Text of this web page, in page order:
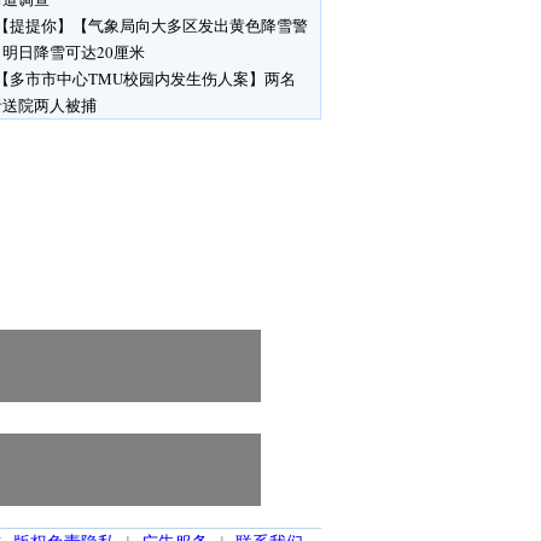
提提你】【气象局向大多区发出黄色降雪警
日降雪可达20厘米
多市市中心TMU校园内发生伤人案】两名
院两人被捕